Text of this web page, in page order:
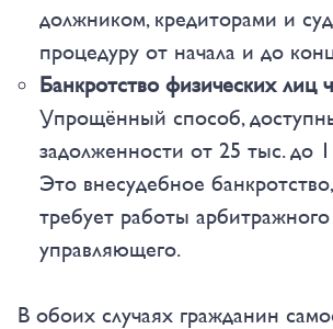
должником, кредиторами и
процедуру от начала и до
Банкротство физических
Упрощённый способ,
задолженности от 25 тыс. до
Это внесудебное
требует работы арбитражного
управляющего.
В обоих случаях гражданин